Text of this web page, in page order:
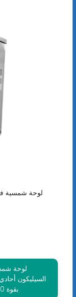
لوحة شمسية
لوحة
السيليكون
بقوة 700 واط